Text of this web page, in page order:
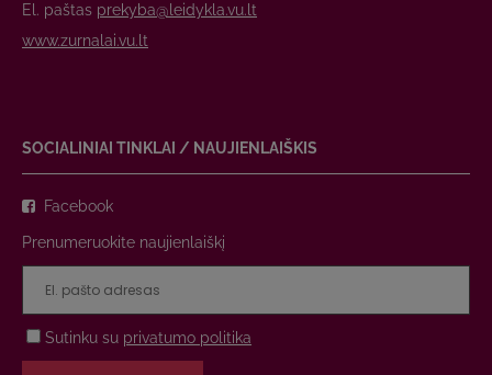
El. paštas prekyba@leidykla.vu.lt
www.zurnalai.vu.lt
SOCIALINIAI TINKLAI / NAUJIENLAIŠKIS
Facebook
Prenumeruokite naujienlaiškį
Sutinku su privatumo politika